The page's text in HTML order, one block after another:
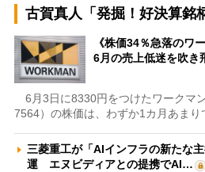
古賀真人「発掘！好決算銘
《株価34％急落のワ
6月の売上低迷を吹
6月3日に8330円をつけたワークマ
7564）の株価は、わずか1カ月あま
三菱重工が「AIインフラの新たな
運 エヌビディアとの提携でAI…